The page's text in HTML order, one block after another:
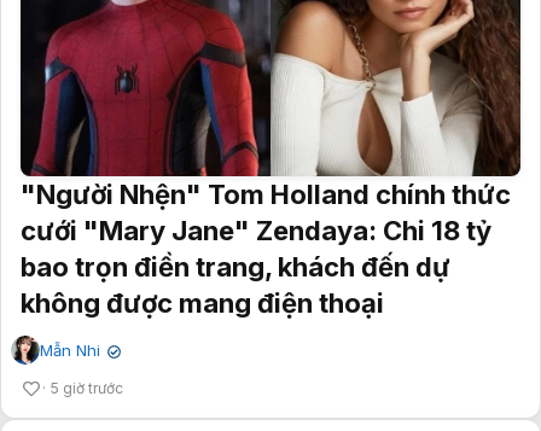
"Người Nhện" Tom Holland chính thức
cưới "Mary Jane" Zendaya: Chi 18 tỷ
bao trọn điền trang, khách đến dự
không được mang điện thoại
Mẫn Nhi ✔
5 giờ trước